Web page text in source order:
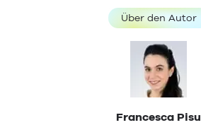
Über den Autor
Francesca Pisu